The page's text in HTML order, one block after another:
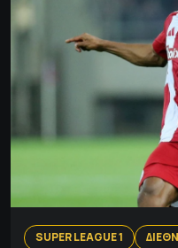
SUPER LEAGUE 1